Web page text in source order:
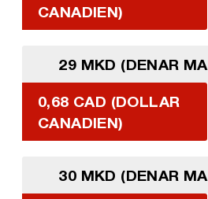
CANADIEN)
29 MKD (DENAR
0,68 CAD (DOLLAR
CANADIEN)
30 MKD (DENAR